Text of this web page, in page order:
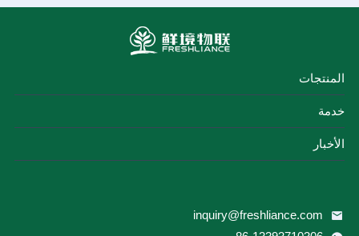
المنتجات
خدمة
الأخبار
inquiry@freshliance.com